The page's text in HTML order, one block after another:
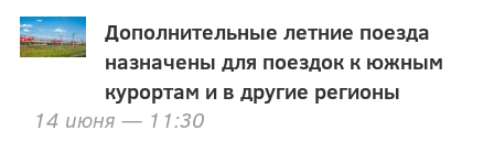
Дополнительные летние поезда
назначены для поездок к южным
курортам и в другие регионы
14 июня — 11:30